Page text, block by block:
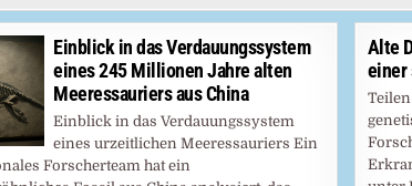
Einblick in das Verdauungssystem
eines 245 Millionen Jahre alten
Meeressauriers aus China
Einblick in das Verdauungssystem
eines urzeitlichen Meeressauriers Ein
Forscherteam hat ein
Alte
einer